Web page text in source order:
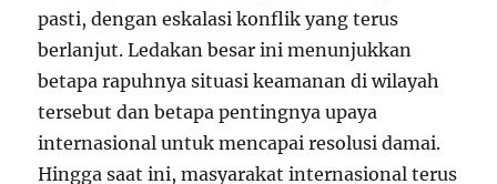
pasti, dengan eskalasi konflik yang terus
berlanjut. Ledakan besar ini menunjukkan
betapa rapuhnya situasi keamanan di wilayah
tersebut dan betapa pentingnya upaya
internasional untuk mencapai resolusi damai.
Hingga saat ini, masyarakat internasional terus